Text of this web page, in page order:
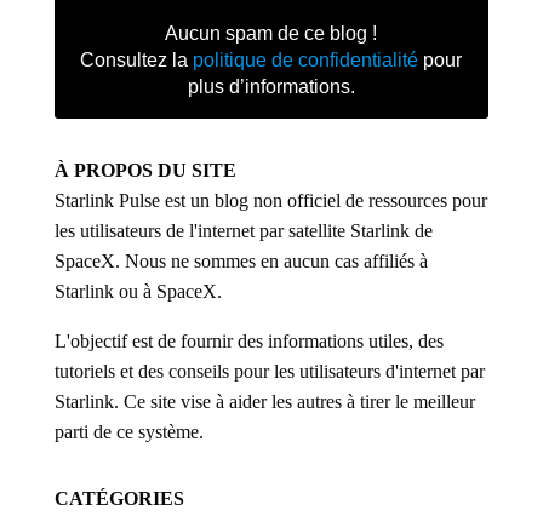
Aucun spam de ce blog !
Consultez la politique de confidentialité pour
plus d’informations.
À PROPOS DU SITE
Starlink Pulse est un blog non officiel de ressources pour
les utilisateurs de l'internet par satellite Starlink de
SpaceX. Nous ne sommes en aucun cas affiliés à
Starlink ou à SpaceX.
L'objectif est de fournir des informations utiles, des
tutoriels et des conseils pour les utilisateurs d'internet par
Starlink. Ce site vise à aider les autres à tirer le meilleur
parti de ce système.
CATÉGORIES